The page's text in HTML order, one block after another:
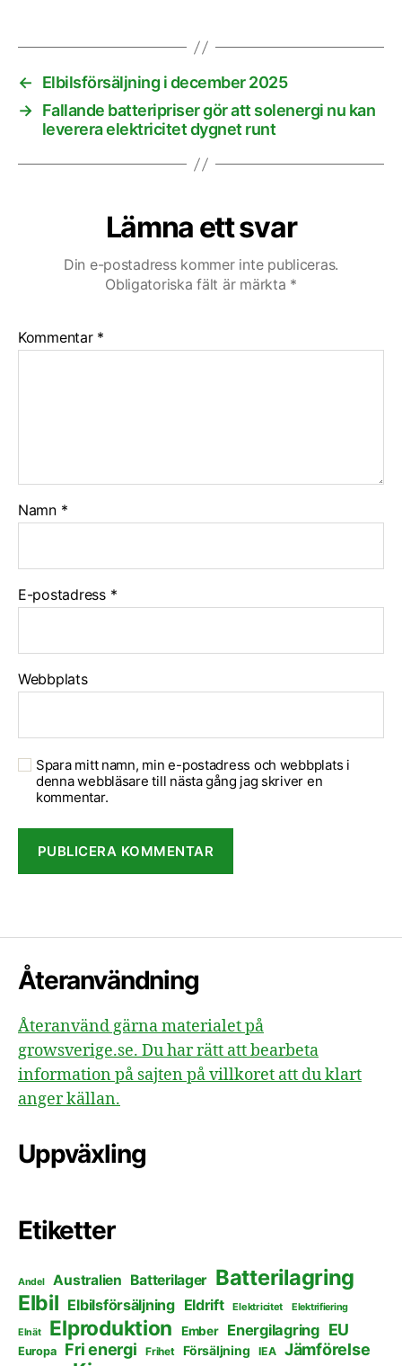
←
Elbilsförsäljning i december 2025
→ Fallande batteripriser gör att solenergi nu kan
leverera elektricitet dygnet runt
Lämna ett svar
Din e-postadress kommer inte publiceras.
Obligatoriska fält är märkta *
Kommentar *
Namn *
E-postadress *
Webbplats
Spara mitt namn, min e-postadress och webbplats i
denna webbläsare till nästa gång jag skriver en
kommentar.
Återanvändning
Återanvänd gärna materialet på
growsverige.se. Du har rätt att bearbeta
information på sajten på villkoret att du klart
anger källan.
Uppväxling
Etiketter
Andel Australien Batterilager Batterilagring
Elbil Elbilsförsäljning Eldrift Elektricitet Elektrifiering
Elnät Elproduktion Ember Energilagring EU
Europa Fri energi Frihet Försäljning IEA Jämförelse